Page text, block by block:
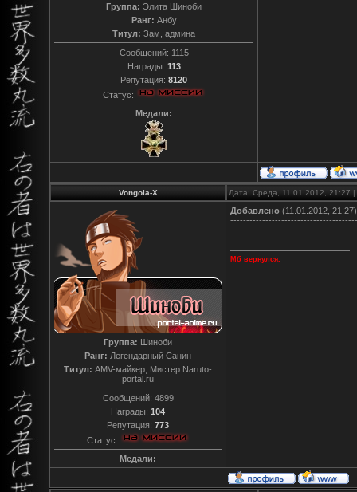
Группа: Элита Шиноби
Ранг: Анбу
Титул: Зам, админа
Сообщений: 1115
Награды: 113
Репутация: 8120
Статус:
Медали:
Vongola-X Дата: Среда, 11.01.2012, 21:27
Группа: Шиноби
Ранг: Легендарный Санин
Титул: AMV-майкер, Мистер Naruto-
portal.ru
Сообщений: 4899
Награды: 104
Репутация: 773
Статус:
Медали:
Добавлено (11.01.2012, 21:27)
Мб вернулся.